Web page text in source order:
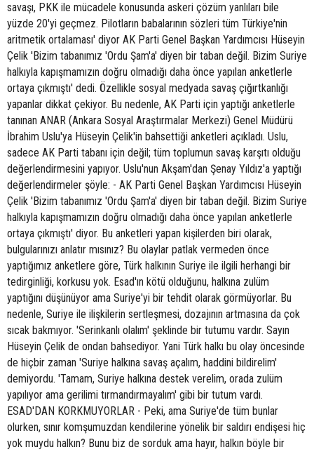
savaşı, PKK ile mücadele konusunda askeri çözüm yanlıları bile
yüzde 20'yi geçmez. Pilotların babalarının sözleri tüm Türkiye'nin
aritmetik ortalaması' diyor AK Parti Genel Başkan Yardımcısı Hüseyin
Çelik 'Bizim tabanımız 'Ordu Şam'a' diyen bir taban değil. Bizim Suriye
halkıyla kapışmamızın doğru olmadığı daha önce yapılan anketlerle
ortaya çıkmıştı' dedi. Özellikle sosyal medyada savaş çığırtkanlığı
yapanlar dikkat çekiyor. Bu nedenle, AK Parti için yaptığı anketlerle
tanınan ANAR (Ankara Sosyal Araştırmalar Merkezi) Genel Müdürü
İbrahim Uslu'ya Hüseyin Çelik'in bahsettiği anketleri açıkladı. Uslu,
sadece AK Parti tabanı için değil; tüm toplumun savaş karşıtı olduğu
değerlendirmesini yapıyor. Uslu'nun Akşam'dan Şenay Yıldız'a yaptığı
değerlendirmeler şöyle: - AK Parti Genel Başkan Yardımcısı Hüseyin
Çelik 'Bizim tabanımız 'Ordu Şam'a' diyen bir taban değil. Bizim Suriye
halkıyla kapışmamızın doğru olmadığı daha önce yapılan anketlerle
ortaya çıkmıştı' diyor. Bu anketleri yapan kişilerden biri olarak,
bulgularınızı anlatır mısınız? Bu olaylar patlak vermeden önce
yaptığımız anketlere göre, Türk halkının Suriye ile ilgili herhangi bir
tedirginliği, korkusu yok. Esad'ın kötü olduğunu, halkına zulüm
yaptığını düşünüyor ama Suriye'yi bir tehdit olarak görmüyorlar. Bu
nedenle, Suriye ile ilişkilerin sertleşmesi, dozajının artmasına da çok
sıcak bakmıyor. 'Serinkanlı olalım' şeklinde bir tutumu vardır. Sayın
Hüseyin Çelik de ondan bahsediyor. Yani Türk halkı bu olay öncesinde
de hiçbir zaman 'Suriye halkına savaş açalım, haddini bildirelim'
demiyordu. 'Tamam, Suriye halkına destek verelim, orada zulüm
yapılıyor ama gerilimi tırmandırmayalım' gibi bir tutum vardı.
ESAD'DAN KORKMUYORLAR - Peki, ama Suriye'de tüm bunlar
olurken, sınır komşumuzdan kendilerine yönelik bir saldırı endişesi hiç
yok muydu halkın? Bunu biz de sorduk ama hayır, halkın böyle bir